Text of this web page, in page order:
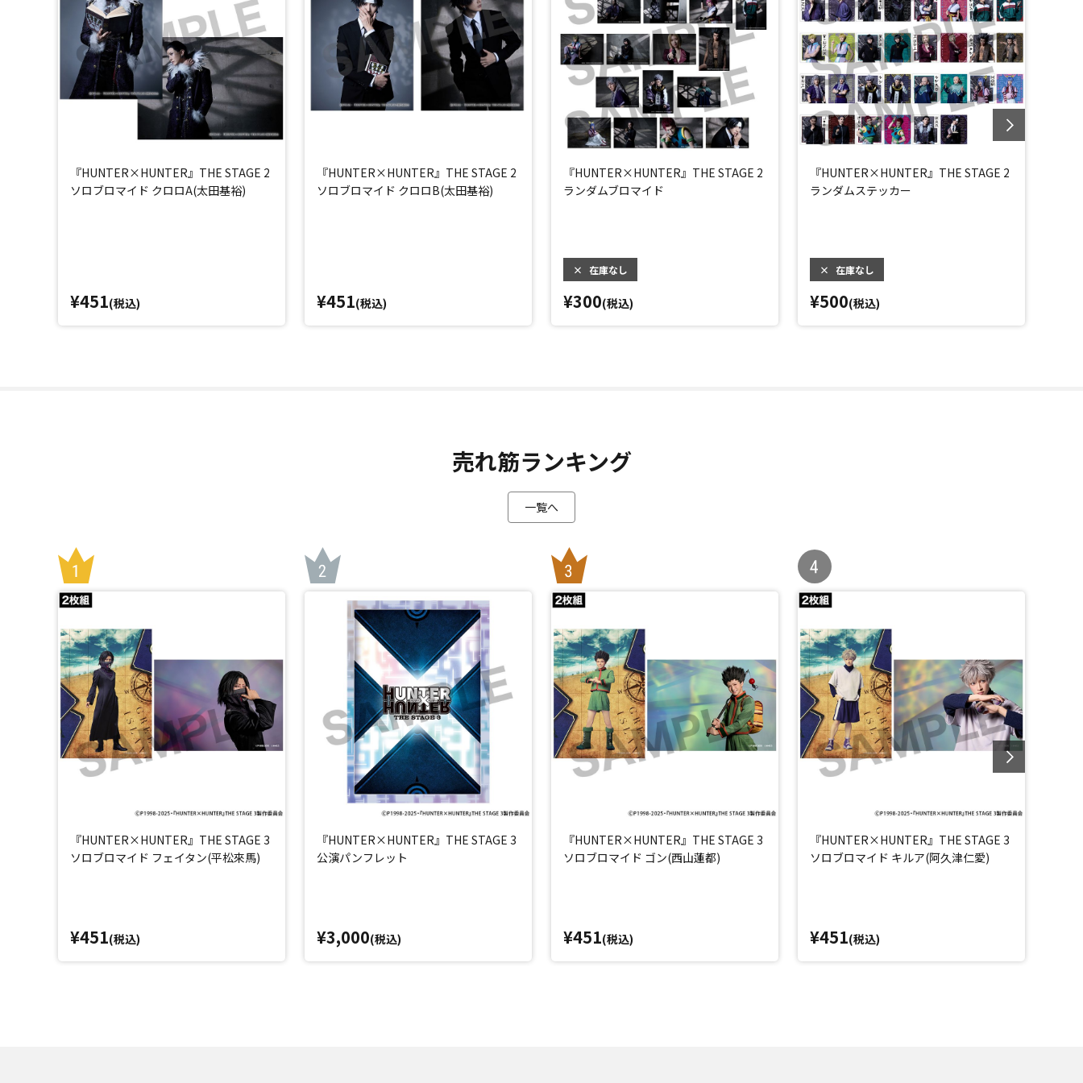
『HUNTER×HUNTER』THE STAGE 2
ソロブロマイド クロロA(太田基裕)
¥451(税込)
『HUNTER×HUNTER』THE STAGE 2
ソロブロマイド クロロB(太田基裕)
¥451(税込)
『HUNTER×HUNTER』THE STAGE 2
ランダムブロマイド
× 在庫なし
¥300(税込)
『HUNTER×HUNTER』THE STAGE 2
ランダムステッカー
× 在庫なし
¥500(税込)
売れ筋ランキング
一覧へ
『HUNTER×HUNTER』THE STAGE 3
ソロブロマイド フェイタン(平松來馬)
¥451(税込)
『HUNTER×HUNTER』THE STAGE 3
公演パンフレット
¥3,000(税込)
『HUNTER×HUNTER』THE STAGE 3
ソロブロマイド ゴン(西山蓮都)
¥451(税込)
『HUNTER×HUNTER』THE STAGE 3
ソロブロマイド キルア(阿久津仁愛)
¥451(税込)